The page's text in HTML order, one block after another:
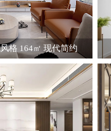
格 164㎡ 现代简约